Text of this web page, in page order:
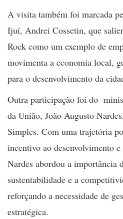
A visita também foi marcada
Ijuí, Andrei Cossetin, que
Rock como um exemplo de
movimenta a economia local,
para o desenvolvimento da
Outra participação foi do
da União, João Augusto
Simples. Com uma trajetória
incentivo ao desenvolvimento
Nardes abordou a importância
sustentabilidade e a
reforçando a necessidade de
estratégica.